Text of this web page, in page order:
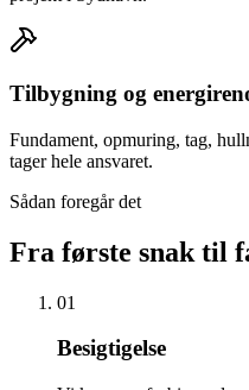
Tilbygning og
Fundament, opmuring, tag,
tager hele ansvaret.
Sådan foregår det
Fra første snak til
01
Besigtigelse